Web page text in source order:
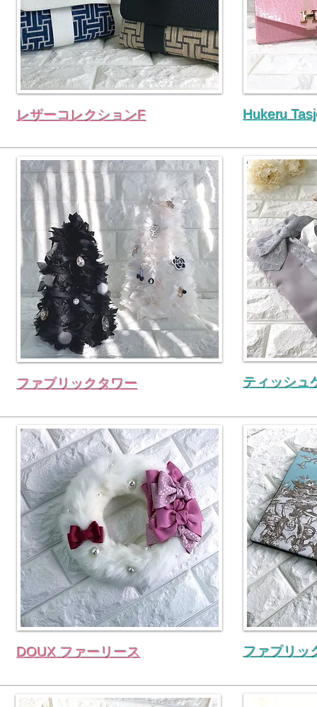
レザーコレクションF Hukeru
ファブリックタワー ティッシュ
DOUX ファーリース ファブリッ